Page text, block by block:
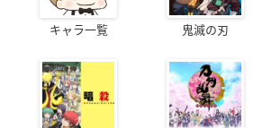
キャラ一覧 鬼滅の刃